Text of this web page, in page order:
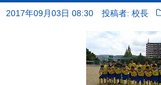
2017年09月03日 08:30 投稿者: 校長